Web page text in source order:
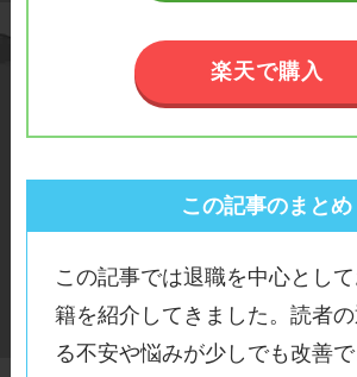
楽天で購入
この記事のまとめ
この記事では退職を中心とし
籍を紹介してきました。読者
る不安や悩みが少しでも改善